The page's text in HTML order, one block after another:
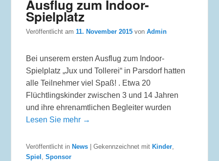
Ausflug zum Indoor-
Spielplatz
Veröffentlicht am11. November 2015 vonAdmin
Bei unserem ersten Ausflug zum Indoor-
Spielplatz „Jux und Tollerei“ in Parsdorf hatten
alle Teilnehmer viel Spaß! . Etwa 20
Flüchtlingskinder zwischen 3 und 14 Jahren
und ihre ehrenamtlichen Begleiter wurden
Lesen Sie mehr →
Veröffentlicht in News |Gekennzeichnet mit Kinder
Spiel
,Sponsor